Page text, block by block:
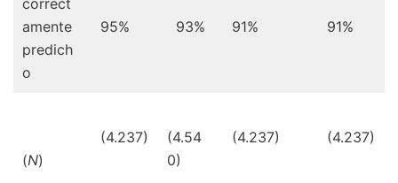
amente
predich
o
95% 93% 91% 91%
(N)
(4.237)
(4.54
0)
(4.237) (4.237)